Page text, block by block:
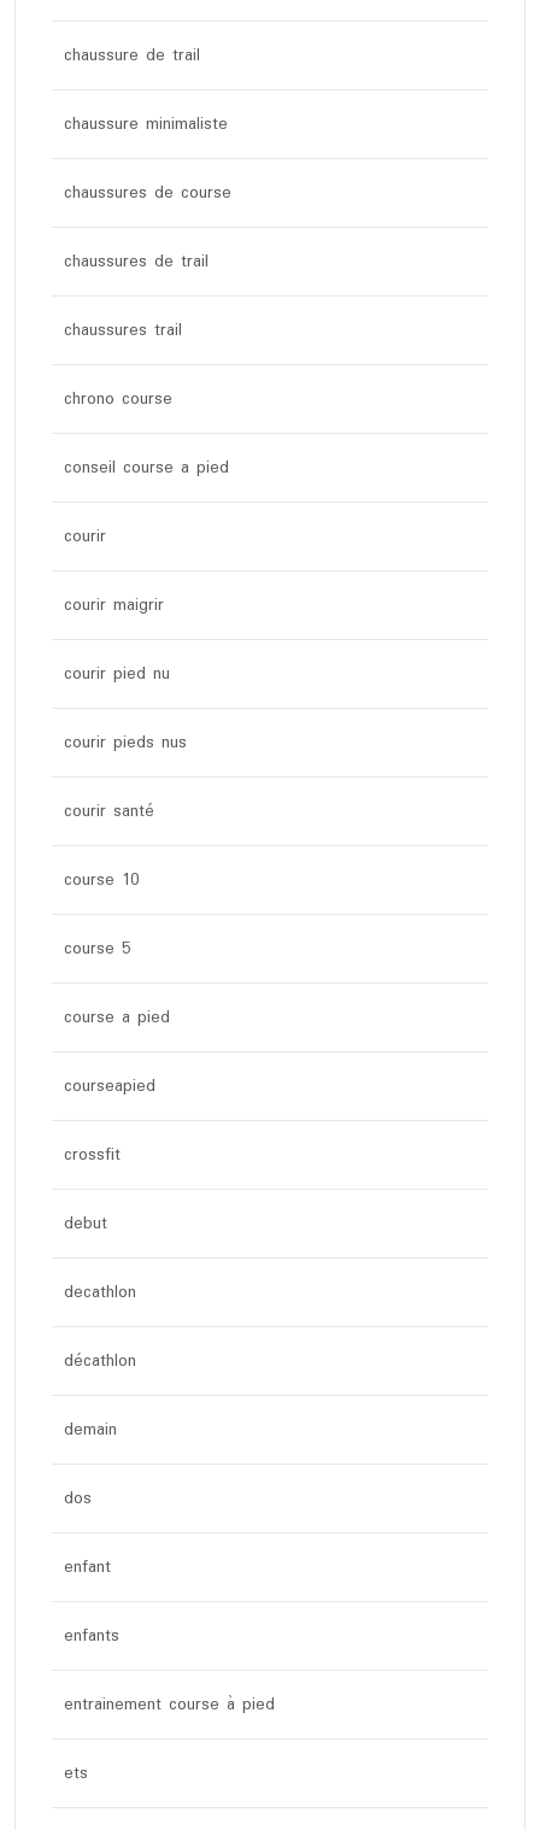
chaussure de trail
chaussure minimaliste
chaussures de course
chaussures de trail
chaussures trail
chrono course
conseil course a pied
courir
courir maigrir
courir pied nu
courir pieds nus
courir santé
course 10
course 5
course a pied
courseapied
crossfit
debut
decathlon
décathlon
demain
dos
enfant
enfants
entrainement course à pied
ets